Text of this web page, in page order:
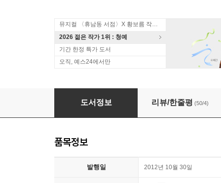
뮤지컬 〈휴남동 서점〉X 황보름 작가 북토크
2026 젊은 작가 1위 : 청예
기간 한정 특가 도서
오직, 예스24에서만
도서정보 리뷰/한줄평 (50/4)
품목정보
발행일 2012년 10월 30일